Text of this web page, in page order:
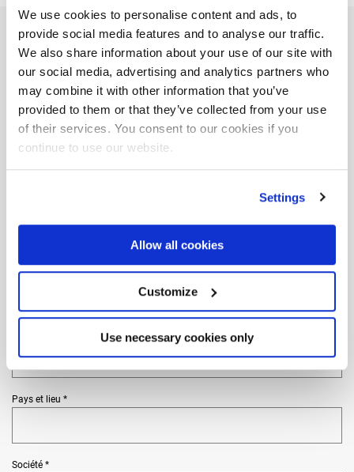
We use cookies to personalise content and ads, to
provide social media features and to analyse our traffic.
We also share information about your use of our site with
our social media, advertising and analytics partners who
may combine it with other information that you’ve
provided to them or that they’ve collected from your use
of their services. You consent to our cookies if you
continue to use our website.
Settings
Allow all cookies
Customize
Use necessary cookies only
Remplissez le formulaire
pour recevoir
plus d’informations sur
cet événement
Email *
Pays et lieu *
Société *